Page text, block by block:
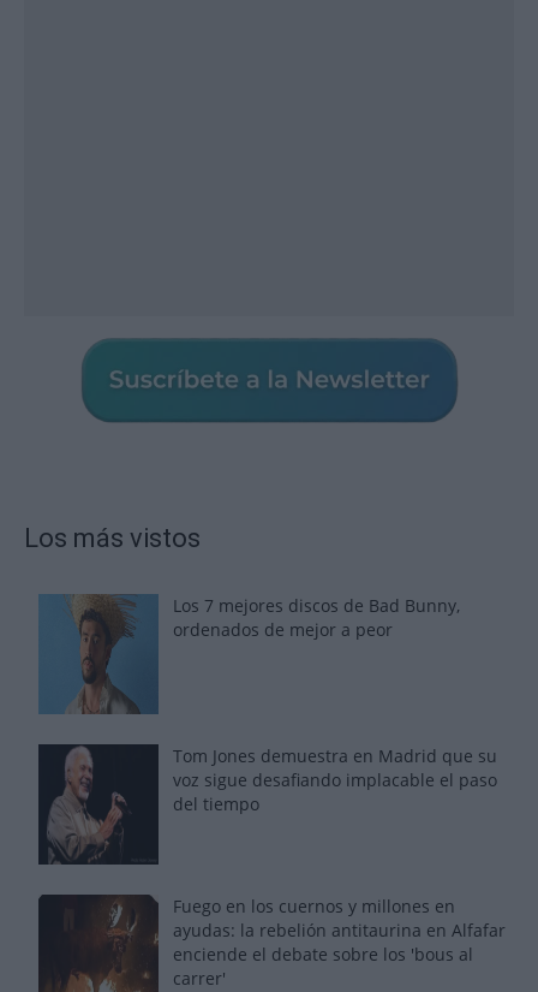
Los más vistos
Los 7 mejores discos de Bad Bunny,
ordenados de mejor a peor
Tom Jones demuestra en Madrid que su
voz sigue desafiando implacable el paso
del tiempo
Fuego en los cuernos y millones en
ayudas: la rebelión antitaurina en Alfafar
enciende el debate sobre los 'bous al
carrer'